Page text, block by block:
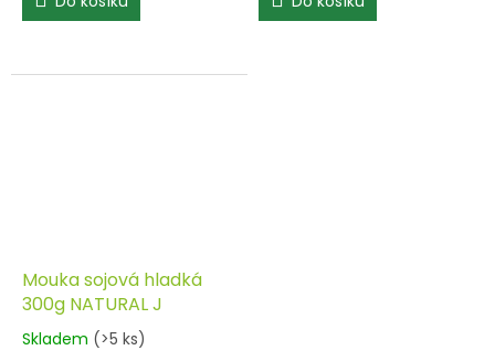
Mouka sojová hladká
300g NATURAL J
Skladem (>5 ks)